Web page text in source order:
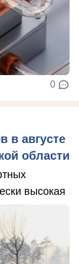
0
в августе
области
высокая